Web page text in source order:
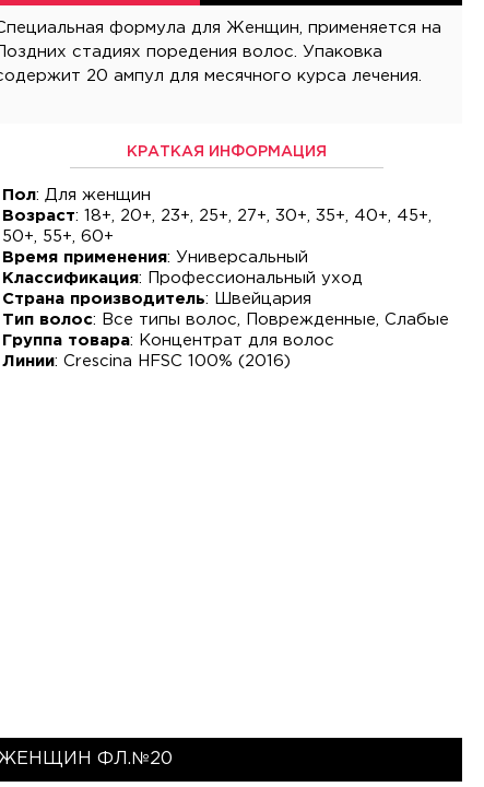
20 ампул для месячного курса лечения.
КРАТКАЯ ИНФОРМАЦИЯ
Пол: Для женщин
Возраст: 18+, 20+, 23+, 25+, 27+, 30+, 35+, 40+, 45+,
50+, 55+, 60+
Время применения: Универсальный
Классификация: Профессиональный уход
Страна производитель: Швейцария
Тип волос: Все типы волос, Поврежденные, Слабые
Группа товара: Концентрат для волос
Линии: Crescina HFSC 100% (2016)
ЖЕНЩИН ФЛ.№20